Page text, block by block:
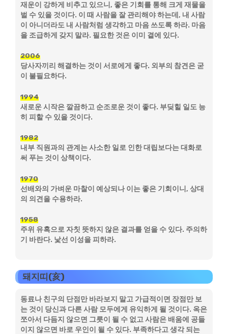
재운이 강하게 비추고 있으니, 좋은 기회를 통해 크게 재물을
벌 수 있을 것이다. 이 때 사람을 잘 관리해야 하는데, 내 사람
이 아니더라도 내 사람처럼 생각하고 마음 쓰도록 하라. 마음
을 조급하게 갖지 말라. 필요한 것은 이미 곁에 있다.
2006
당사자끼리 해결하는 것이 서로에게 좋다. 외부의 참견은 굳
이 불필요하다.
1994
새로운 시작은 깔끔하고 순조로운 것이 좋다. 부딪힐 일도 능
히 피할 수 있을 것이다.
1982
내부 직원과의 관계는 사소한 일로 인한 대립보다는 대화로
써 푸는 것이 상책이다.
1970
선배와의 가벼운 마찰이 예상되나 이는 좋은 기회이니, 상대
의 의견을 수용하라.
1958
주위 유혹으로 자칫 뜻하지 않은 결과를 얻을 수 있다. 주의하
기 바란다. 낯선 이성을 피하라.
돼지띠(亥)
동료나 친구의 단점만 바라보지 말고 가급적이면 장점만 보
는 것이 당신과 다른 사람 모두에게 유익하게 될 것이다. 옥은
쪼아서 다듬지 않으면 그릇이 될 수 없고 사람은 배움에 공들
이지 않으면 바로 우인이 될 수 있다. 부족하다고 생각 되는